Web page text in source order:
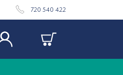
720 540 422